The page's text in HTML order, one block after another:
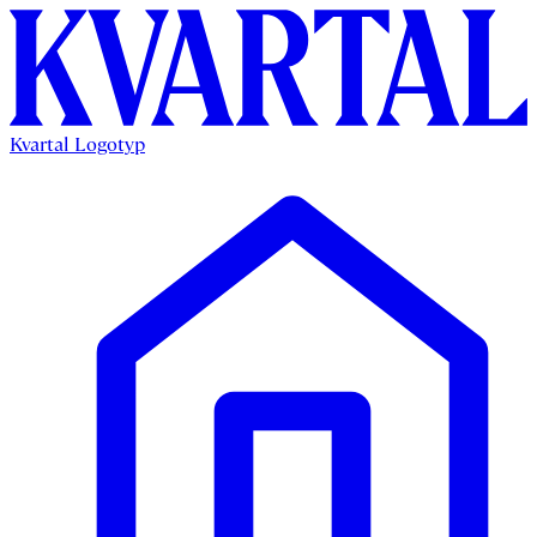
Kvartal Logotyp